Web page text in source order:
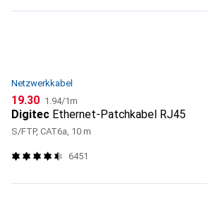
Netzwerkkabel
CHF
19.30 CHF
1.94/1m
Digitec Ethernet-Patchkabel RJ45
S/FTP, CAT6a, 10 m
6451